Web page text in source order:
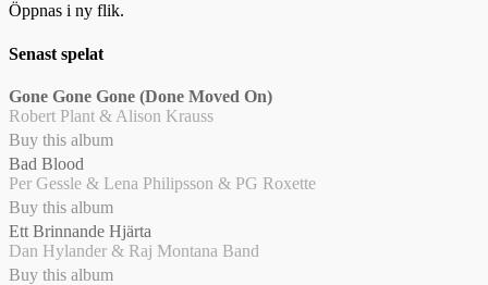
Öppnas i ny flik.
Senast spelat
Gone Gone Gone (Done Moved On)
Robert Plant & Alison Krauss
Buy this album
Bad Blood
Per Gessle & Lena Philipsson & PG Roxette
Buy this album
Ett Brinnande Hjärta
Dan Hylander & Raj Montana Band
Buy this album